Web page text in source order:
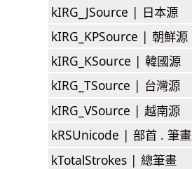
kIRG_JSource | 日本源
kIRG_KPSource | 朝鮮源
kIRG_KSource | 韓國源
kIRG_TSource | 台灣源
kIRG_VSource | 越南源
kRSUnicode | 部首 . 筆畫
kTotalStrokes | 總筆畫